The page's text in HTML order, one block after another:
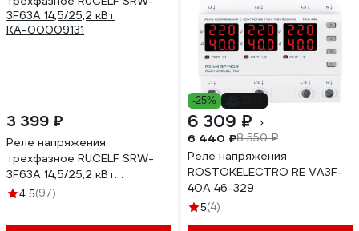
3 399 ₽
Реле напряжения
трехфазное RUCELF SRW-
3F63A 14,5/25,2 кВт
КА-00009131
4.5(97)
-25%
6 309 ₽
6 440 ₽8 550 ₽
Реле напряжения
ROSTOKELECTRO RE VA3F-
40A 46-329
5(4)